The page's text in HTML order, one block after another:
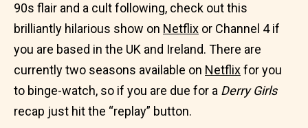
90s flair and a cult following, check out this
brilliantly hilarious show on Netflix or Channel 4 if
you are based in the UK and Ireland. There are
currently two seasons available on Netflixfor you
to binge-watch, so if you are due for a Derry Girls
recap just hit the “replay” button.